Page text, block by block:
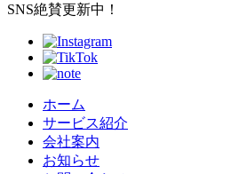
SNS絶賛更新中！
ホーム
サービス紹介
会社案内
お知らせ